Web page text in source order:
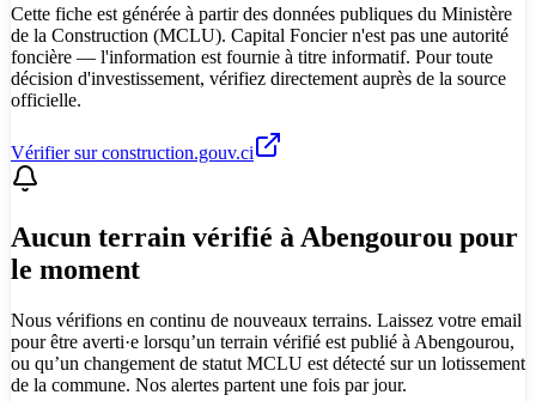
Cette fiche est générée à partir des données publiques du Ministère
de la Construction (MCLU). Capital Foncier n'est pas une autorité
foncière — l'information est fournie à titre informatif. Pour toute
décision d'investissement, vérifiez directement auprès de la source
officielle.
Vérifier sur construction.gouv.ci
Aucun terrain vérifié à Abengourou pour
le moment
Nous vérifions en continu de nouveaux terrains. Laissez votre email
pour être averti·e lorsqu’un terrain vérifié est publié à Abengourou,
ou qu’un changement de statut MCLU est détecté sur un lotissement
de la commune. Nos alertes partent une fois par jour.